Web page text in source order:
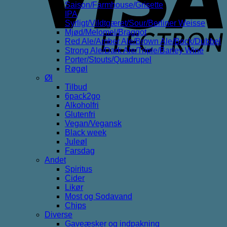
Saison/Farmhouse/Grisette
IPA
Syrligt/Vildtgæret/Sour/Berliner Weisse
Mjød/Melomel/Braggot
Red Ale/Amber Ale/Brown Ale/Bock/Dubbel
Strong Ale/Dark Ale/Triple/Barley Wine
Porter/Stouts/Quadrupel
Røgøl
Øl
Tilbud
6pack2go
Alkoholfri
Glutenfri
Vegan/Vegansk
Black week
Juleøl
Farsdag
Andet
Spiritus
Cider
Likør
Most og Sodavand
Chips
Diverse
Gaveæsker og indpakning